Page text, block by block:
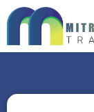
Skip
to